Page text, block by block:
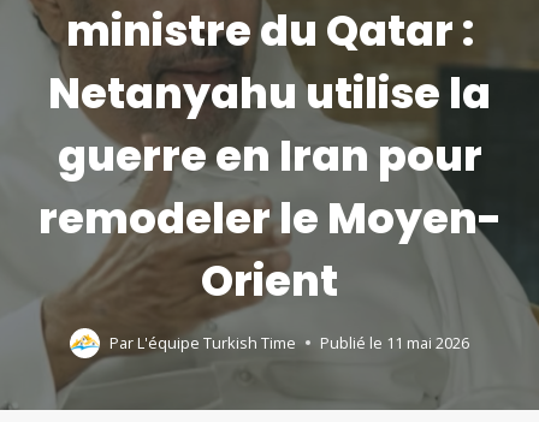
ministre du Qatar :
Netanyahu utilise la
guerre en Iran pour
remodeler le Moyen-
Orient
ParL'équipe Turkish Time Publié le 11 mai 2026